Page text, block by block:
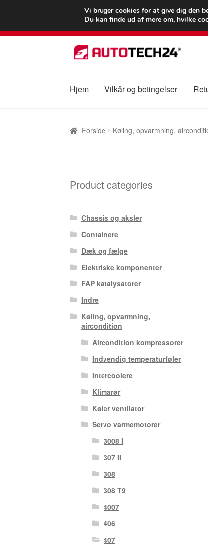
LEVERING
Spring
til
Spring
til
Hjem Vilkår og betingelser
Forside Køling, opvarmning,
Product categories
Chassis og aksler
Containere
Dæk og fælge
Elektriske komponenter
FAP katalysatorer
Indre
Køling, opvarmning,
aircondition
Aircondition kompressorer
Indvendig temperaturføler
Intercoolere
Klimarør
Køler ventilator
Servo varmemotorer
3008 I
307 II
308
308 T9
4007
406
407
Vi bruger cookies for at give dig den
Du kan finde ud af mere om, hvilke